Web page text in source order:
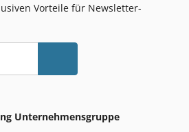
Vorteile für Newsletter-
Unternehmensgruppe